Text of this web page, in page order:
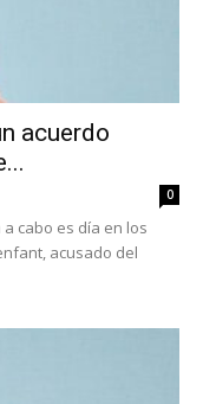
acuerdo
0
cabo es día en los
acusado del